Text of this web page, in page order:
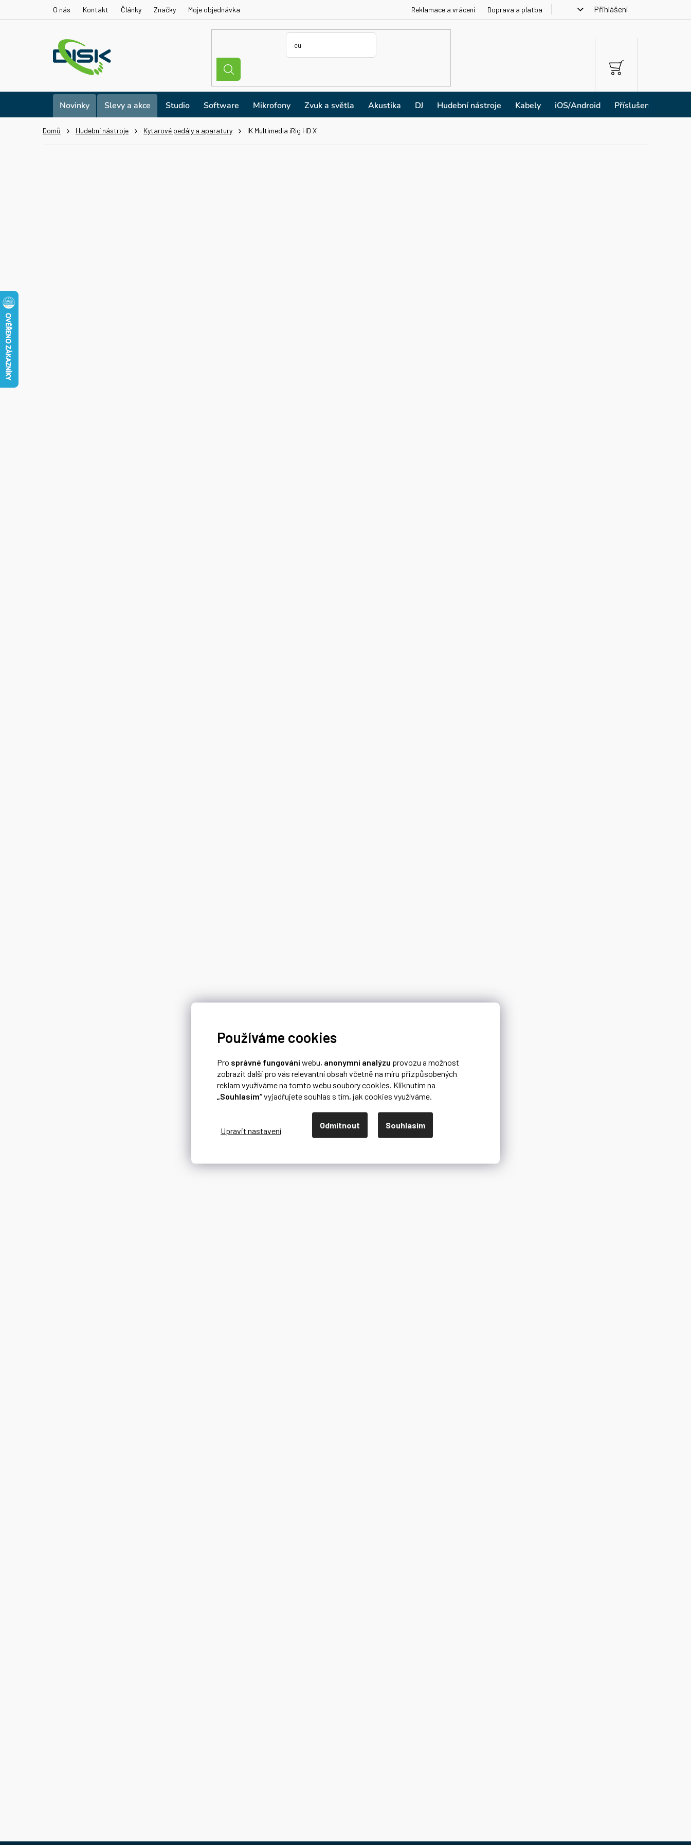
Používáme cookies
Pro správné fungováníwebu, anonymní analýzu provozu a možnost
zobrazit další pro vás relevantní obsah včetně na míru přizpůsobených
reklam využíváme na tomto webu soubory cookies. Kliknutím na
„Souhlasím“vyjadřujete souhlas s tím, jak cookies využíváme.
Odmítnout Souhlasím
O nás Kontakt Články Značky Moje objednávka Reklamace a vrácení Doprava a platba Přihlášení
NÁKUPNÍ
KOŠÍK
Novinky Slevy a akce Studio Software Mikrofony Zvuk a světla Akustika DJ Hudební nástroje Kabely iOS/Android Příslušenství
Domů Hudební nástroje Kytarové pedály a aparatury IK Multimedia iRig HD X